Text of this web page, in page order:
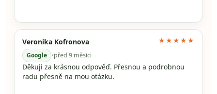
Veronika Kofronova
Google •před 9 měsíci
★★★★★
Děkuji za krásnou odpověď. Přesnou a podrobnou
radu přesně na mou otázku.